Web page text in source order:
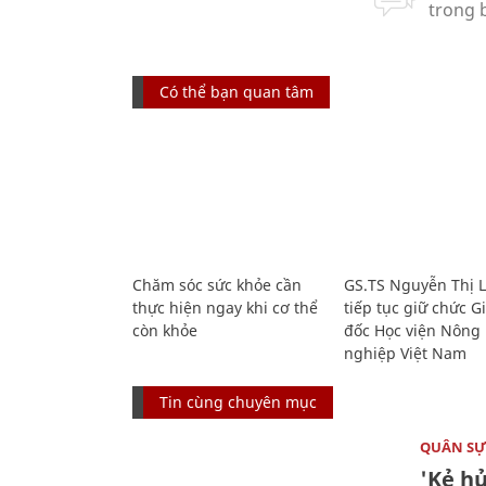
Có thể bạn quan tâm
Chăm sóc sức khỏe cần
thực hiện ngay khi cơ thể
còn khỏe
GS.TS Nguyễn Thị
tiếp tục giữ chức
đốc Học viện Nông
nghiệp Việt Nam
Tin cùng chuyên mục
QUÂN SỰ
'Kẻ